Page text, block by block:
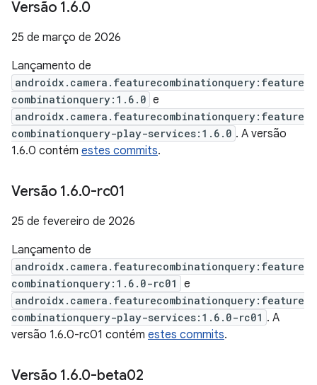
Versão 1.6.0
25 de março de 2026
Lançamento de
androidx.camera.featurecombinationquery:feature
combinationquery:1.6.0 e
androidx.camera.featurecombinationquery:feature
combinationquery-play-services:1.6.0 . A versão
1.6.0 contém estes commits.
Versão 1.6.0-rc01
25 de fevereiro de 2026
Lançamento de
androidx.camera.featurecombinationquery:feature
combinationquery:1.6.0-rc01
e
androidx.camera.featurecombinationquery:feature
combinationquery-play-services:1.6.0-rc01 . A
versão 1.6.0-rc01 contém estes commits.
Versão 1.6.0-beta02